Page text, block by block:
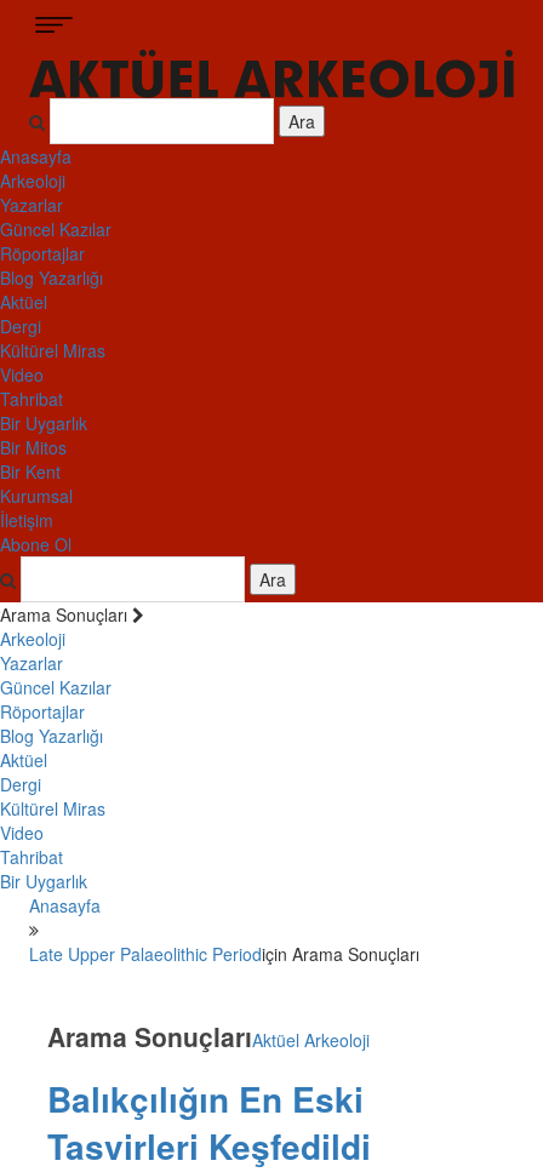
Ara
Anasayfa
Arkeoloji
Yazarlar
Güncel Kazılar
Röportajlar
Blog Yazarlığı
Aktüel
Dergi
Kültürel Miras
Video
Tahribat
Bir Uygarlık
Bir Mitos
Bir Kent
Kurumsal
İletişim
Abone Ol
Ara
Arama Sonuçları
Arkeoloji
Yazarlar
Güncel Kazılar
Röportajlar
Blog Yazarlığı
Aktüel
Dergi
Kültürel Miras
Video
Tahribat
Bir Uygarlık
Anasayfa
Late Upper Palaeolithic Periodiçin Arama Sonuçları
Arama SonuçlarıAktüel Arkeoloji
Balıkçılığın En Eski
Tasvirleri Keşfedildi